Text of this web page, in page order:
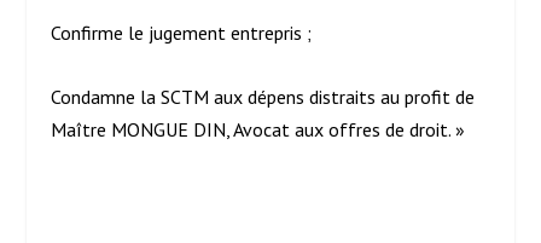
Confirme le jugement entrepris ;
Condamne la SCTM aux dépens distraits au profit de
Maître MONGUE DIN, Avocat aux offres de droit. »